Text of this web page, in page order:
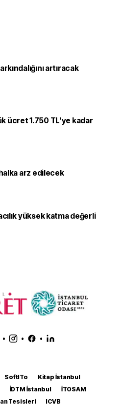
artıracak
ücret 1.750 TL’ye kadar
arz edilecek
yüksek katma değerli
• • •
SoftITo
Kitap İstanbul
İDTM İstanbul
İTOSAM
Tesisleri
ICVB